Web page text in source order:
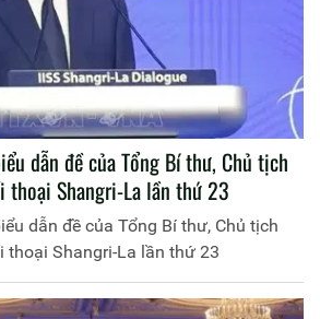
dẫn đề của Tổng Bí thư, Chủ tịch
thoại Shangri-La lần thứ 23
dẫn đề của Tổng Bí thư, Chủ tịch
thoại Shangri-La lần thứ 23